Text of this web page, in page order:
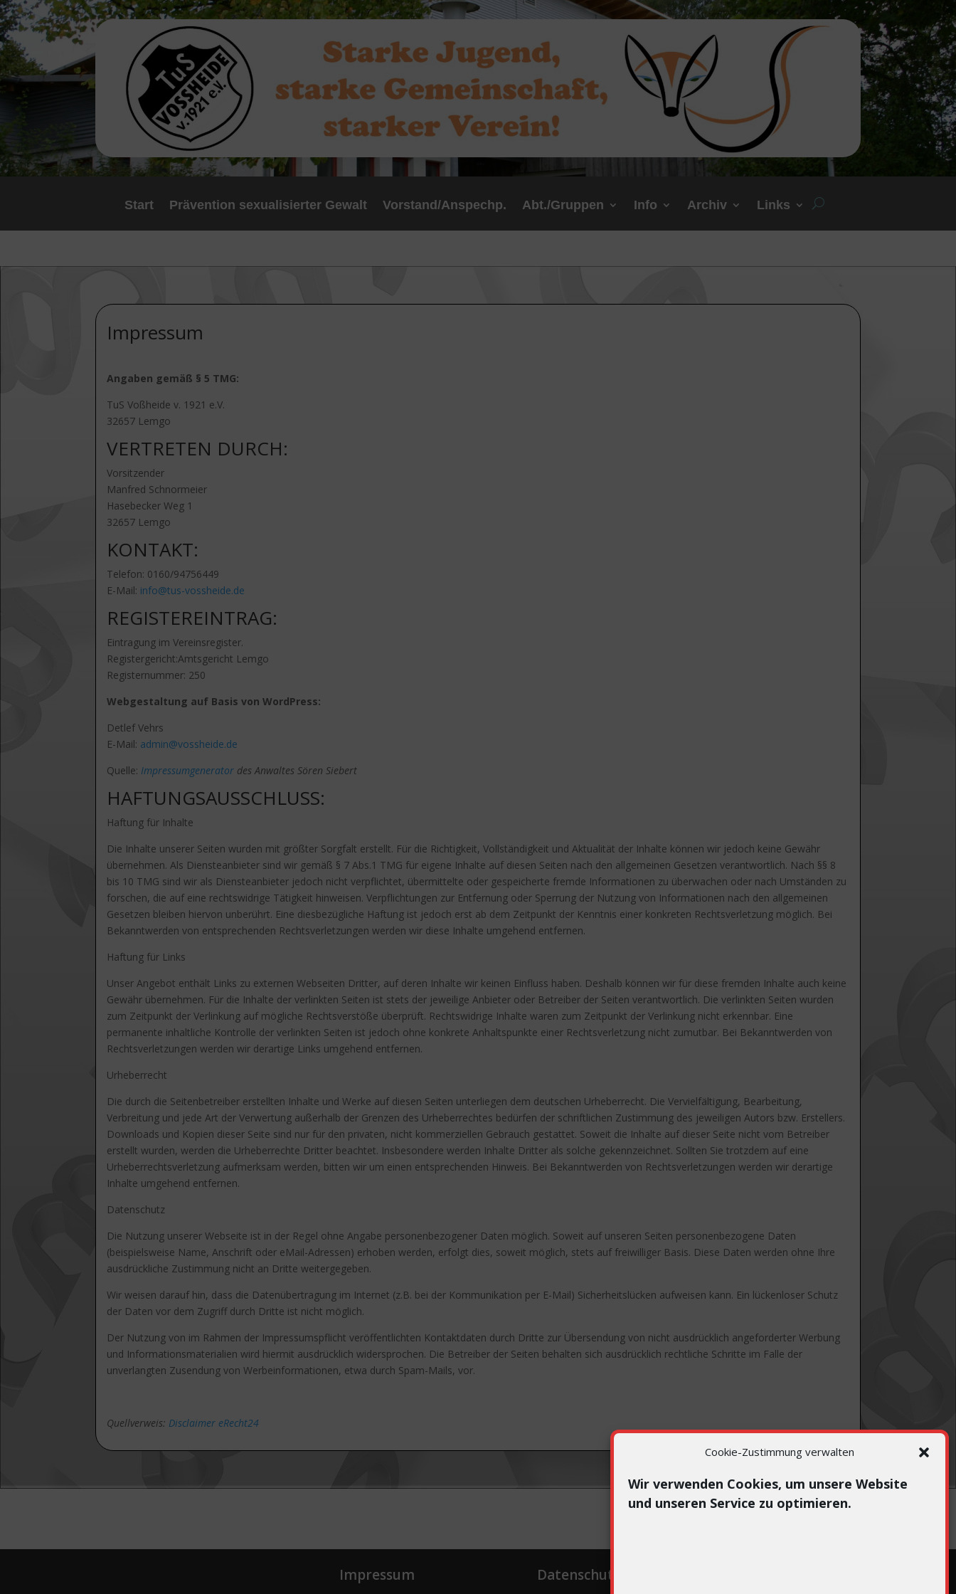
Cookie-Zustimmung verwalten
Wir verwenden Cookies, um unsere Website
und unseren Service zu optimieren.
Start Prävention sexualisierter Gewalt Vorstand/Anspechp. Abt./Gruppen Info Archiv Links
Impressum
Angaben gemäß § 5 TMG:
TuS Voßheide v. 1921 e.V.
32657 Lemgo
VERTRETEN DURCH:
Vorsitzender
Manfred Schnormeier
Hasebecker Weg 1
32657 Lemgo
KONTAKT:
Telefon: 0160/94756449
E-Mail: info@tus-vossheide.de
REGISTEREINTRAG:
Eintragung im Vereinsregister.
Registergericht:Amtsgericht Lemgo
Registernummer: 250
Webgestaltung auf Basis von WordPress:
Detlef Vehrs
E-Mail: admin@vossheide.de
Quelle: Impressumgenerator des Anwaltes Sören Siebert
HAFTUNGSAUSSCHLUSS:
Haftung für Inhalte
Die Inhalte unserer Seiten wurden mit größter Sorgfalt erstellt. Für die Richtigkeit, Vollständigkeit und Aktualität der Inhalte können wir jedoch keine Gewähr
übernehmen. Als Diensteanbieter sind wir gemäß § 7 Abs.1 TMG für eigene Inhalte auf diesen Seiten nach den allgemeinen Gesetzen verantwortlich. Nach §§ 8
bis 10 TMG sind wir als Diensteanbieter jedoch nicht verpflichtet, übermittelte oder gespeicherte fremde Informationen zu überwachen oder nach Umständen zu
forschen, die auf eine rechtswidrige Tätigkeit hinweisen. Verpflichtungen zur Entfernung oder Sperrung der Nutzung von Informationen nach den allgemeinen
Gesetzen bleiben hiervon unberührt. Eine diesbezügliche Haftung ist jedoch erst ab dem Zeitpunkt der Kenntnis einer konkreten Rechtsverletzung möglich. Bei
Bekanntwerden von entsprechenden Rechtsverletzungen werden wir diese Inhalte umgehend entfernen.
Haftung für Links
Unser Angebot enthält Links zu externen Webseiten Dritter, auf deren Inhalte wir keinen Einfluss haben. Deshalb können wir für diese fremden Inhalte auch keine
Gewähr übernehmen. Für die Inhalte der verlinkten Seiten ist stets der jeweilige Anbieter oder Betreiber der Seiten verantwortlich. Die verlinkten Seiten wurden
zum Zeitpunkt der Verlinkung auf mögliche Rechtsverstöße überprüft. Rechtswidrige Inhalte waren zum Zeitpunkt der Verlinkung nicht erkennbar. Eine
permanente inhaltliche Kontrolle der verlinkten Seiten ist jedoch ohne konkrete Anhaltspunkte einer Rechtsverletzung nicht zumutbar. Bei Bekanntwerden von
Rechtsverletzungen werden wir derartige Links umgehend entfernen.
Urheberrecht
Die durch die Seitenbetreiber erstellten Inhalte und Werke auf diesen Seiten unterliegen dem deutschen Urheberrecht. Die Vervielfältigung, Bearbeitung,
Verbreitung und jede Art der Verwertung außerhalb der Grenzen des Urheberrechtes bedürfen der schriftlichen Zustimmung des jeweiligen Autors bzw. Erstellers.
Downloads und Kopien dieser Seite sind nur für den privaten, nicht kommerziellen Gebrauch gestattet. Soweit die Inhalte auf dieser Seite nicht vom Betreiber
erstellt wurden, werden die Urheberrechte Dritter beachtet. Insbesondere werden Inhalte Dritter als solche gekennzeichnet. Sollten Sie trotzdem auf eine
Urheberrechtsverletzung aufmerksam werden, bitten wir um einen entsprechenden Hinweis. Bei Bekanntwerden von Rechtsverletzungen werden wir derartige
Inhalte umgehend entfernen.
Datenschutz
Die Nutzung unserer Webseite ist in der Regel ohne Angabe personenbezogener Daten möglich. Soweit auf unseren Seiten personenbezogene Daten
(beispielsweise Name, Anschrift oder eMail-Adressen) erhoben werden, erfolgt dies, soweit möglich, stets auf freiwilliger Basis. Diese Daten werden ohne Ihre
ausdrückliche Zustimmung nicht an Dritte weitergegeben.
Wir weisen darauf hin, dass die Datenübertragung im Internet (z.B. bei der Kommunikation per E-Mail) Sicherheitslücken aufweisen kann. Ein lückenloser Schutz
der Daten vor dem Zugriff durch Dritte ist nicht möglich.
Der Nutzung von im Rahmen der Impressumspflicht veröffentlichten Kontaktdaten durch Dritte zur Übersendung von nicht ausdrücklich angeforderter Werbung
und Informationsmaterialien wird hiermit ausdrücklich widersprochen. Die Betreiber der Seiten behalten sich ausdrücklich rechtliche Schritte im Falle der
unverlangten Zusendung von Werbeinformationen, etwa durch Spam-Mails, vor.
Quellverweis: Disclaimer eRecht24
Impressum Datenschutz